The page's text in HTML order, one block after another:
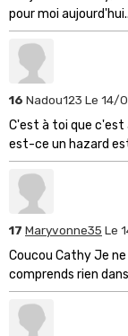
pour moi
16 Nadou123 Le 14/
C'est à toi que c'est
est-ce un hazard
17 Maryvonne35 Le
Coucou Cathy Je
comprends rien